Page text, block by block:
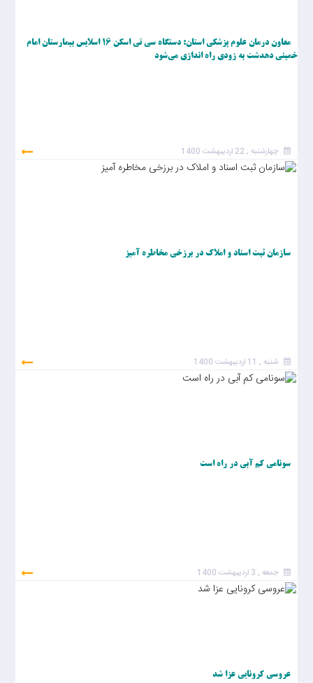
معاون درمان علوم پزشکی استان: دستگاه سی تی اسکن 16 اسلایس بیمارستان امام
خمینی دهدشت به زودی راه اندازی می‌شود
چهارشنبه , 22 اردیبهشت 1400
سازمان ثبت اسناد و املاک در برزخی مخاطره آمیز
شنبه , 11 اردیبهشت 1400
سونامی کم آبی در راه است
جمعه , 3 اردیبهشت 1400
عروسی کرونایی عزا شد